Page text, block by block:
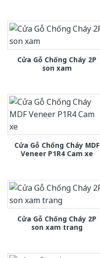
Cửa Gỗ Chống Cháy 2P
son xam
Cửa Gỗ Chống Cháy MDF
Veneer P1R4 Cam xe
Cửa Gỗ Chống Cháy 2P
son xam trang